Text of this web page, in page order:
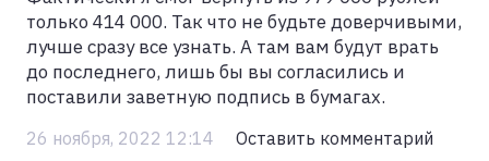
только 414 000. Так что не будьте доверчивыми,
лучше сразу все узнать. А там вам будут врать
до последнего, лишь бы вы согласились и
поставили заветную подпись в бумагах.
26 ноября, 2022 12:14 Оставить комментарий